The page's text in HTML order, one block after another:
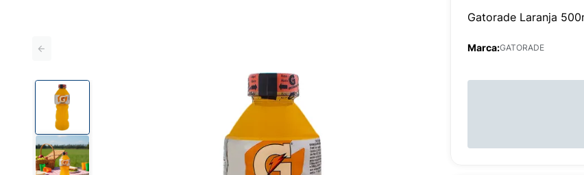
Gatorade Laranja
Marca:GATORADE